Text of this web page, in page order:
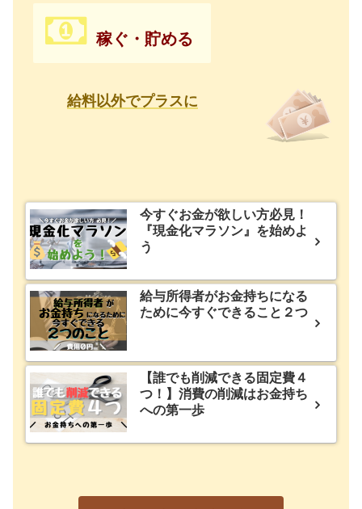
稼ぐ・貯める
給料以外でプラスに
今すぐお金が欲しい方必見！
『現金化マラソン』を始めよ
う
給与所得者がお金持ちになる
ために今すぐできること２つ
【誰でも削減できる固定費４
つ！】消費の削減はお金持ち
への第一歩